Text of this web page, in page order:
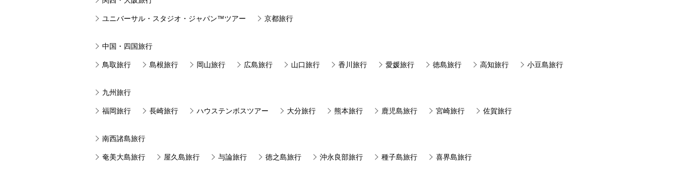
ユニバーサル・スタジオ・ジャパン™ツアー 京都旅行
中国・四国旅行
鳥取旅行 島根旅行 岡山旅行 広島旅行 山口旅行 香川旅行 愛媛旅行 徳島旅行 高知旅行 小豆島旅行
九州旅行
福岡旅行 長崎旅行 ハウステンボスツアー 大分旅行 熊本旅行 鹿児島旅行 宮崎旅行 佐賀旅行
南西諸島旅行
奄美大島旅行 屋久島旅行 与論旅行 徳之島旅行 沖永良部旅行 種子島旅行 喜界島旅行